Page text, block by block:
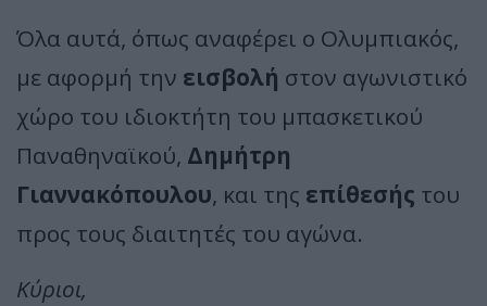
Όλα αυτά, όπως αναφέρει ο Ολυμπιακός,
με αφορμή την εισβολή στον αγωνιστικό
χώρο του ιδιοκτήτη του μπασκετικού
Παναθηναϊκού, Δημήτρη
Γιαννακόπουλου, και της επίθεσής του
προς τους διαιτητές του αγώνα.
Κύριοι,